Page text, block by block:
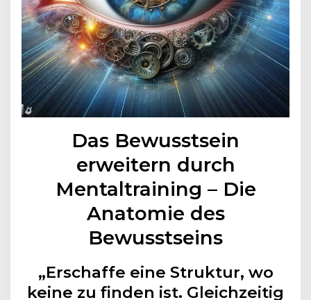
Das Bewusstsein
erweitern durch
Mentaltraining – Die
Anatomie des
Bewusstseins
„Erschaffe eine Struktur, wo
keine zu finden ist. Gleichzeitig